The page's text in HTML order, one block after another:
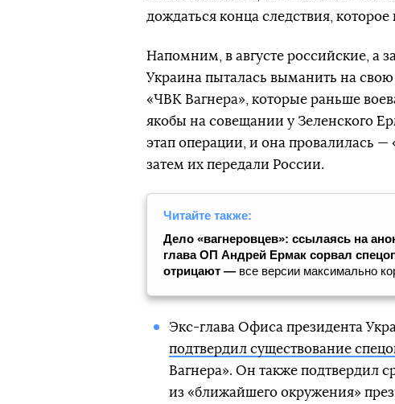
дождаться конца следствия,
Напомним, в августе российские, а
Украина пыталась выманить на свою
«ЧВК Вагнера», которые раньше
якобы на совещании у Зеленского
этап операции, и она провалилась —
затем их передали России.
Читайте также:
Дело «вагнеровцев»: ссылаясь на
глава ОП Андрей Ермак сорвал
отрицают — все версии максимально
Экс-глава Офиса президента
подтвердил существование
Вагнера». Он также подтвердил
из «ближайшего окружения»